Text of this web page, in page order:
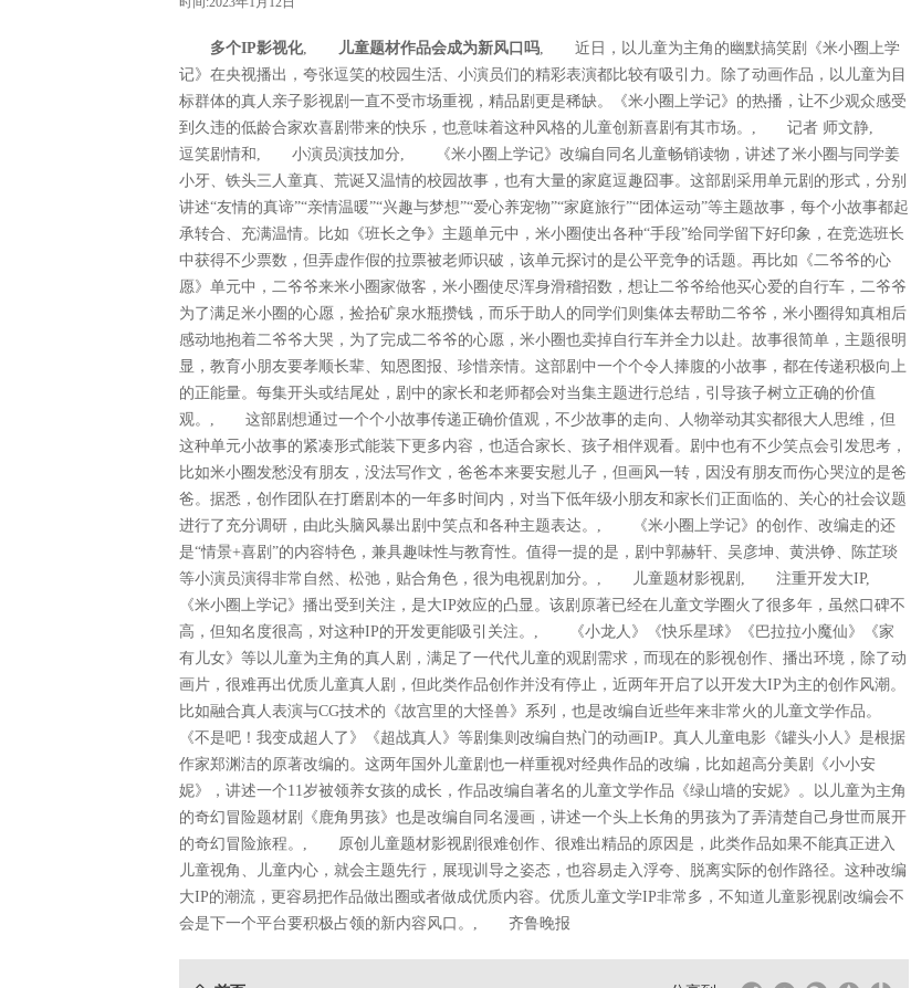
多个IP影视化, 儿童题材作品会成为新风口吗, 近日，以儿童为主角的幽默搞笑剧《米小圈上学
记》在央视播出，夸张逗笑的校园生活、小演员们的精彩表演都比较有吸引力。除了动画作品，以儿童为目
标群体的真人亲子影视剧一直不受市场重视，精品剧更是稀缺。《米小圈上学记》的热播，让不少观众感受
到久违的低龄合家欢喜剧带来的快乐，也意味着这种风格的儿童创新喜剧有其市场。, 记者 师文静,
逗笑剧情和, 小演员演技加分, 《米小圈上学记》改编自同名儿童畅销读物，讲述了米小圈与同学姜
小牙、铁头三人童真、荒诞又温情的校园故事，也有大量的家庭逗趣囧事。这部剧采用单元剧的形式，分别
讲述“友情的真谛”“亲情温暖”“兴趣与梦想”“爱心养宠物”“家庭旅行”“团体运动”等主题故事，每个小故事都起
承转合、充满温情。比如《班长之争》主题单元中，米小圈使出各种“手段”给同学留下好印象，在竞选班长
中获得不少票数，但弄虚作假的拉票被老师识破，该单元探讨的是公平竞争的话题。再比如《二爷爷的心
愿》单元中，二爷爷来米小圈家做客，米小圈使尽浑身滑稽招数，想让二爷爷给他买心爱的自行车，二爷爷
为了满足米小圈的心愿，捡拾矿泉水瓶攒钱，而乐于助人的同学们则集体去帮助二爷爷，米小圈得知真相后
感动地抱着二爷爷大哭，为了完成二爷爷的心愿，米小圈也卖掉自行车并全力以赴。故事很简单，主题很明
显，教育小朋友要孝顺长辈、知恩图报、珍惜亲情。这部剧中一个个令人捧腹的小故事，都在传递积极向上
的正能量。每集开头或结尾处，剧中的家长和老师都会对当集主题进行总结，引导孩子树立正确的价值
观。, 这部剧想通过一个个小故事传递正确价值观，不少故事的走向、人物举动其实都很大人思维，但
这种单元小故事的紧凑形式能装下更多内容，也适合家长、孩子相伴观看。剧中也有不少笑点会引发思考，
比如米小圈发愁没有朋友，没法写作文，爸爸本来要安慰儿子，但画风一转，因没有朋友而伤心哭泣的是爸
爸。据悉，创作团队在打磨剧本的一年多时间内，对当下低年级小朋友和家长们正面临的、关心的社会议题
进行了充分调研，由此头脑风暴出剧中笑点和各种主题表达。, 《米小圈上学记》的创作、改编走的还
是“情景+喜剧”的内容特色，兼具趣味性与教育性。值得一提的是，剧中郭赫轩、吴彦坤、黄洪铮、陈芷琰
等小演员演得非常自然、松弛，贴合角色，很为电视剧加分。, 儿童题材影视剧, 注重开发大IP,
《米小圈上学记》播出受到关注，是大IP效应的凸显。该剧原著已经在儿童文学圈火了很多年，虽然口碑不
高，但知名度很高，对这种IP的开发更能吸引关注。, 《小龙人》《快乐星球》《巴拉拉小魔仙》《家
有儿女》等以儿童为主角的真人剧，满足了一代代儿童的观剧需求，而现在的影视创作、播出环境，除了动
画片，很难再出优质儿童真人剧，但此类作品创作并没有停止，近两年开启了以开发大IP为主的创作风潮。
比如融合真人表演与CG技术的《故宫里的大怪兽》系列，也是改编自近些年来非常火的儿童文学作品。
《不是吧！我变成超人了》《超战真人》等剧集则改编自热门的动画IP。真人儿童电影《罐头小人》是根据
作家郑渊洁的原著改编的。这两年国外儿童剧也一样重视对经典作品的改编，比如超高分美剧《小小安
妮》，讲述一个11岁被领养女孩的成长，作品改编自著名的儿童文学作品《绿山墙的安妮》。以儿童为主角
的奇幻冒险题材剧《鹿角男孩》也是改编自同名漫画，讲述一个头上长角的男孩为了弄清楚自己身世而展开
的奇幻冒险旅程。, 原创儿童题材影视剧很难创作、很难出精品的原因是，此类作品如果不能真正进入
儿童视角、儿童内心，就会主题先行，展现训导之姿态，也容易走入浮夸、脱离实际的创作路径。这种改编
大IP的潮流，更容易把作品做出圈或者做成优质内容。优质儿童文学IP非常多，不知道儿童影视剧改编会不
会是下一个平台要积极占领的新内容风口。, 齐鲁晚报